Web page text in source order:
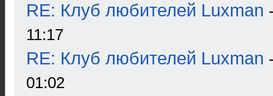
RE: Клуб любителей Luxman
11:17
RE: Клуб любителей Luxman
01:02